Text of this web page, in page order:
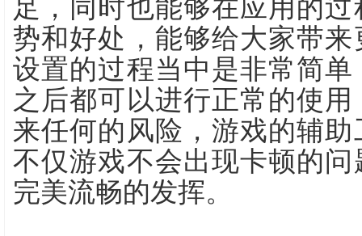
足，同时也能够在应用的
势和好处，能够给大家带
设置的过程当中是非常简
之后都可以进行正常的使
来任何的风险，游戏的辅
不仅游戏不会出现卡顿的
完美流畅的发挥。